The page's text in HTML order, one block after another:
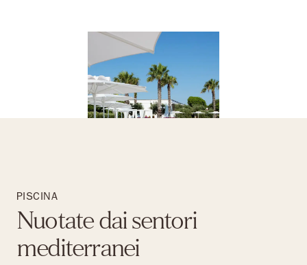
PISCINA
Nuotate dai sentori
mediterranei